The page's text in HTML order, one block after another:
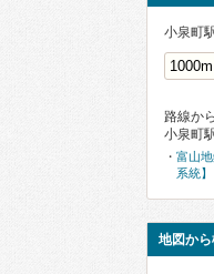
小泉町
路線か
小泉町
富山
系統】
地図か